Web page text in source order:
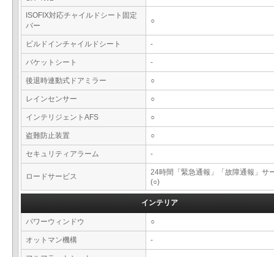
ISOFIX対応チャイルドシート固定
バー
○
ビルドインチャイルドシート -
バケットシート -
後退時連動式ドアミラー ○
レインセンサー ○
インテリジェントAFS ○
盗難防止装置 ○
セキュリティアラーム -
ロードサービス
24時間「緊急通報」「故障通報」サ
(○)
インテリア
パワーウィンドウ ○
オットマン機構 -